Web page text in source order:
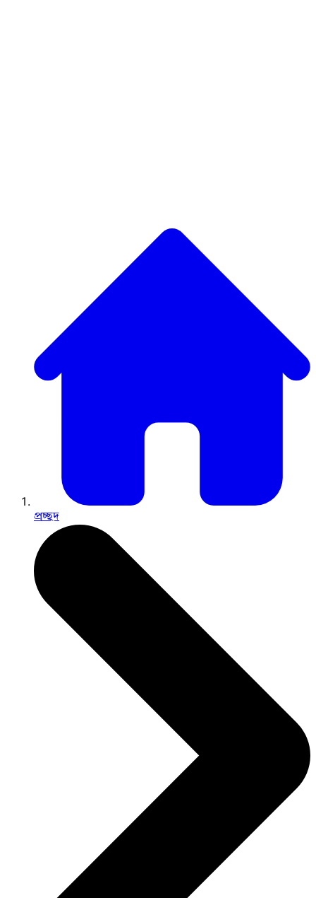
প্রচ্ছদ